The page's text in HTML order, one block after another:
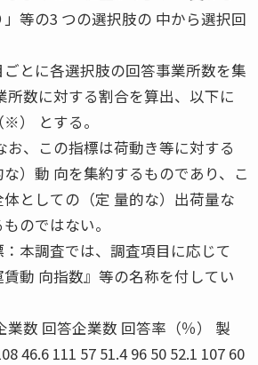
等の3 つの選択肢の 中から選択回
とに各選択肢の回答事業所数を集
所数に対する割合を算出、以下に
） とする。
、この指標は荷動き等に対する
）動 向を集約するものであり、こ
としての（定 量的な）出荷量な
のではない。
本調査では、調査項目に応じて
賃動 向指数』等の名称を付してい
数 回答企業数 回答率（％） 製
46.6 111 57 51.4 96 50 52.1 107 60